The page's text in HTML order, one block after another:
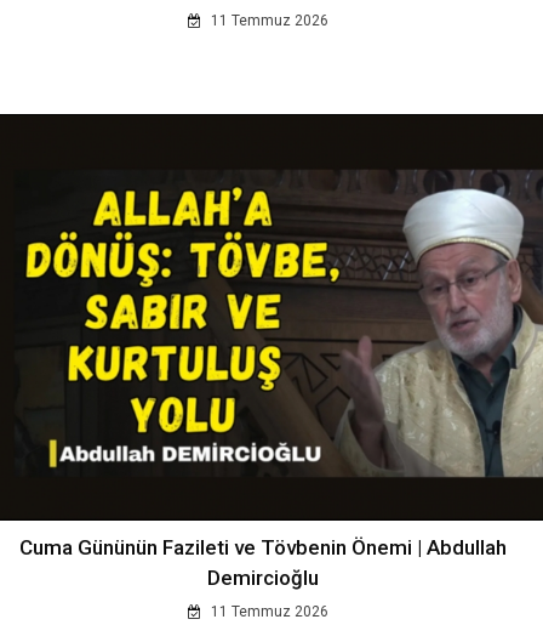
11 Temmuz 2026
Cuma Gününün Fazileti ve Tövbenin Önemi | Abdullah
Demircioğlu
11 Temmuz 2026